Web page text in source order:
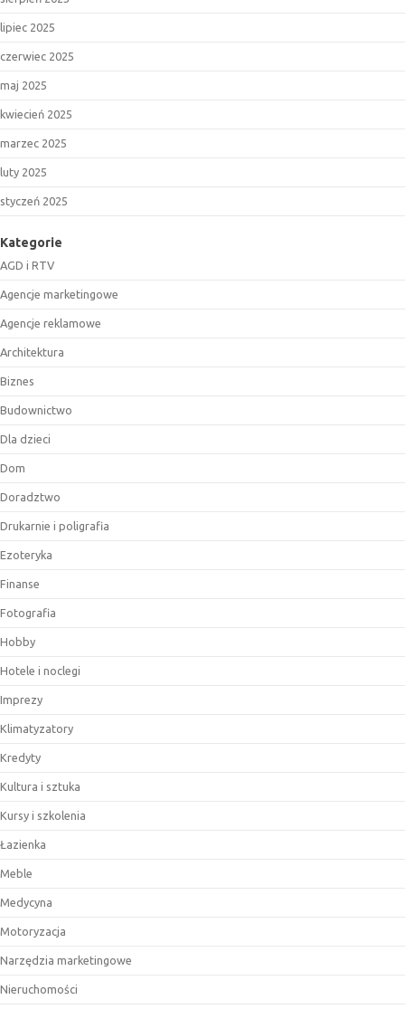
lipiec 2025
czerwiec 2025
maj 2025
kwiecień 2025
marzec 2025
luty 2025
styczeń 2025
Kategorie
AGD i RTV
Agencje marketingowe
Agencje reklamowe
Architektura
Biznes
Budownictwo
Dla dzieci
Dom
Doradztwo
Drukarnie i poligrafia
Ezoteryka
Finanse
Fotografia
Hobby
Hotele i noclegi
Imprezy
Klimatyzatory
Kredyty
Kultura i sztuka
Kursy i szkolenia
Łazienka
Meble
Medycyna
Motoryzacja
Narzędzia marketingowe
Nieruchomości